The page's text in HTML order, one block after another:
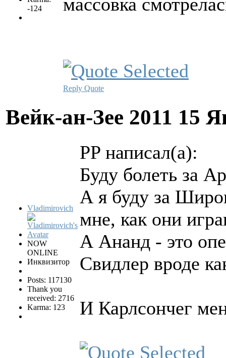
-124
Reply Quote
Вейк-ан-Зее 2011 15
Vladimirovich
NOW
ONLINE
Инквизитор
Posts: 117130
Thank you
received: 2716
Karma: 123
PP написал(а):
Буду болеть за
А я буду за
мне, как они
А Ананд - это
Свидлер вроде
И Карлсончег